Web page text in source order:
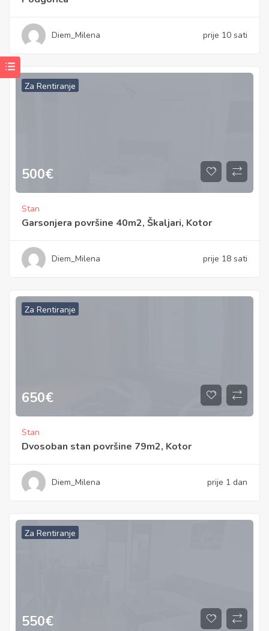
Diem_Milena prije 10 sati
Za Rentiranje
500€
Stan
Garsonjera površine 40m2, Škaljari, Kotor
Diem_Milena prije 18 sati
Za Rentiranje
650€
Stan
Dvosoban stan površine 79m2, Kotor
Diem_Milena prije 1 dan
Za Rentiranje
550€